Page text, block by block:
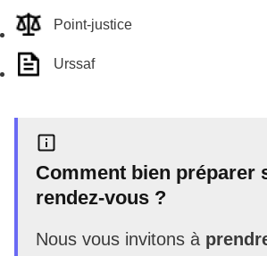
Point-justice
Urssaf
Comment bien préparer
rendez-vous ?
Nous vous invitons à